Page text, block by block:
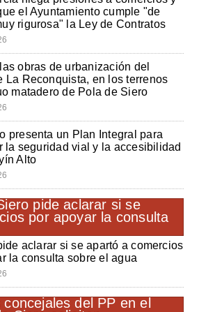
el Ayuntamiento cumple "de
rigurosa" la Ley de Contratos
obras de urbanización del
La Reconquista, en los terrenos
matadero de Pola de Siero
presenta un Plan Integral para
la seguridad vial y la accesibilidad
Alto
aclarar si se apartó a comercios
la consulta sobre el agua